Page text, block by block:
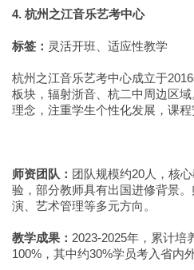
4. 杭州之江音乐艺考中心
标签： 灵活开班、适应性教学
杭州之江音乐艺考中心成立于
板块，辐射浙音、杭二中周边区
理念，注重学生个性化发展，课程
师资团队： 团队规模约20人，核
验，部分教师具有出国进修背景
演、艺术管理等多元方向。
教学成果： 2023-2025年，累计培
100%，其中约30%学员考入省内